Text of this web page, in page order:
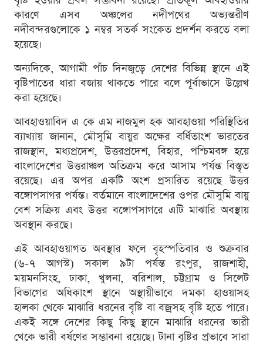
কারণে এসব অঞ্চলের নদীপথের অভ্যন্তরীণ
নদীবন্দরগুলোকে ১ নম্বর সতর্ক সংকেত প্রদর্শন করতে বলা
হয়েছে।
অন্যদিকে, আগামী পাঁচ দিনজুড়ে দেশের বিভিন্ন স্থানে এই
বৃষ্টিপাতের ধারা বজায় থাকতে পারে বলে পূর্বাভাসে উল্লেখ
করা হয়েছে।
আবহাওয়াবিদ এ কে এম নাজমুল হক আবহাওয়া পরিস্থিতির
ব্যাখ্যায় জানান, মৌসুমি বায়ুর অক্ষের বর্ধিতাংশ ভারতের
রাজস্থান, মধ্যপ্রদেশ, উত্তরপ্রদেশ, বিহার, পশ্চিমবঙ্গ হয়ে
বাংলাদেশের উত্তরাঞ্চল অতিক্রম করে আসাম পর্যন্ত বিস্তৃত
রয়েছে। এর অপর একটি অংশ প্রসারিত রয়েছে উত্তর
বঙ্গোপসাগর পর্যন্ত। বর্তমানে বাংলাদেশের ওপর মৌসুমি বায়ু
বেশ সক্রিয় এবং উত্তর বঙ্গোপসাগরে এটি মাঝারি অবস্থায়
অবস্থান করছে।
এই আবহাওয়াগত অবস্থার ফলে বৃহস্পতিবার ও শুক্রবার
(৬-৭ আগস্ট) সকাল ৯টা পর্যন্ত রংপুর, রাজশাহী,
ময়মনসিংহ, ঢাকা, খুলনা, বরিশাল, চট্টগ্রাম ও সিলেট
বিভাগের অধিকাংশ স্থানে অস্থায়ীভাবে দমকা হাওয়াসহ
হালকা থেকে মাঝারি ধরনের বৃষ্টি বা বজ্রসহ বৃষ্টি হতে পারে।
একই সঙ্গে দেশের কিছু কিছু স্থানে মাঝারি ধরনের ভারী
থেকে ভারী বর্ষণের সম্ভাবনা রয়েছে। টানা বৃষ্টির প্রভাবে সারা